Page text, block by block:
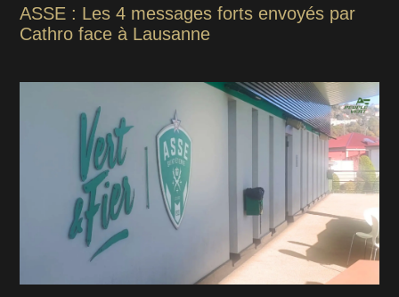
ASSE : Les 4 messages forts envoyés par
Cathro face à Lausanne